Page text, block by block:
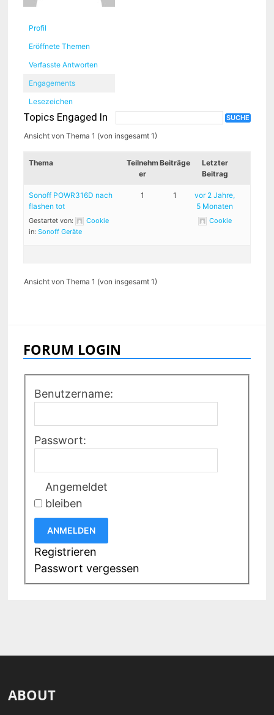
Profil
Eröffnete Themen
Verfasste Antworten
Engagements
Lesezeichen
Topics Engaged In
Ansicht von Thema 1 (von insgesamt 1)
Thema
Teilnehm
er
Beiträge
Letzter
Beitrag
Sonoff POWR316D nach
flashen tot
Gestartet von:
Cookie
in:Sonoff Geräte
1 1
vor 2 Jahre,
5 Monaten
Cookie
Ansicht von Thema 1 (von insgesamt 1)
FORUM LOGIN
Benutzername:
Passwort:
Angemeldet
bleiben
ANMELDEN
Registrieren
Passwort vergessen
ABOUT